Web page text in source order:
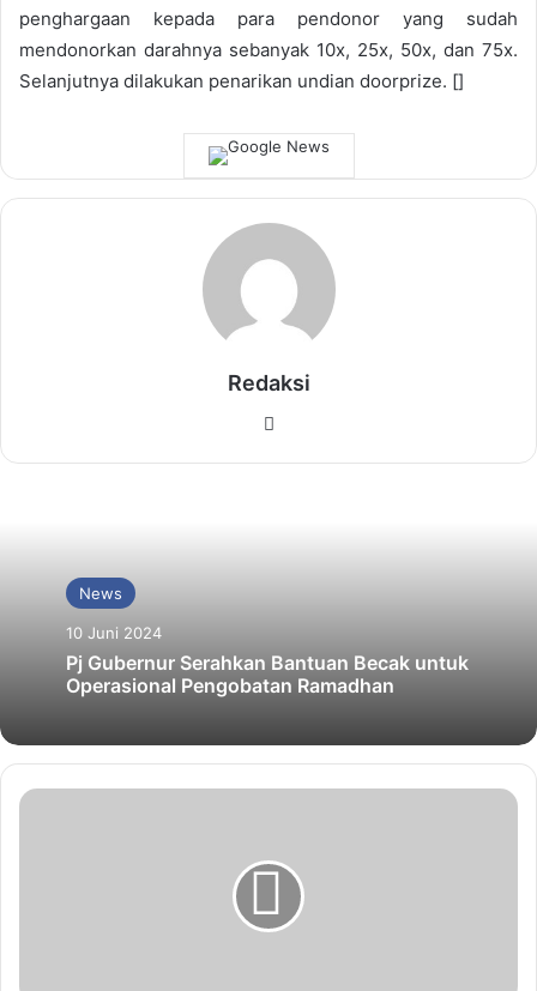
penghargaan kepada para pendonor yang sudah
mendonorkan darahnya sebanyak 10x, 25x, 50x, dan 75x.
Selanjutnya dilakukan penarikan undian doorprize. []
Redaksi
News
10 Juni 2024
Pj Gubernur Serahkan Bantuan Becak untuk
Operasional Pengobatan Ramadhan